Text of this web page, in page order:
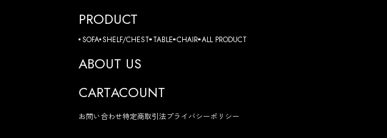
PRODUCT
SOFA SHELF/CHEST TABLE CHAIR ALL PRODUCT
ABOUT US
CARTACOUNT
お問い合わせ特定商取引法プライバシーポリシー